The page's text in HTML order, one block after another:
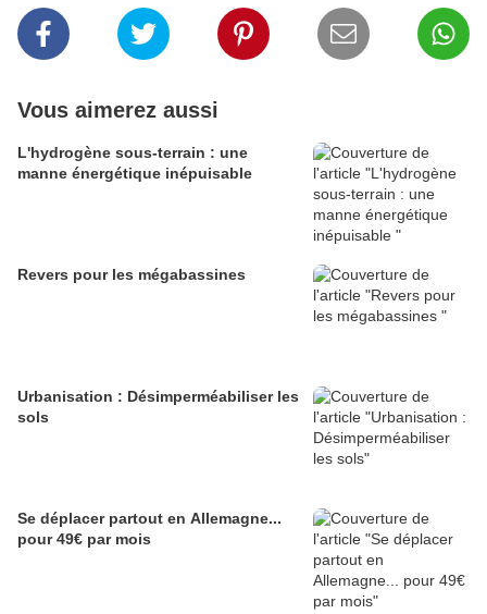
Vous aimerez aussi
L'hydrogène sous-terrain : une
manne énergétique inépuisable
Revers pour les mégabassines
Urbanisation : Désimperméabiliser les
sols
Se déplacer partout en Allemagne...
pour 49€ par mois